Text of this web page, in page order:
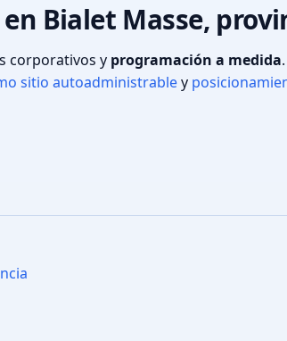
Bialet Masse,
corporativos y programación a medida
sitio autoadministrabley